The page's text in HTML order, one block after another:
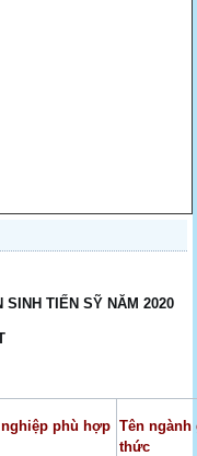
SINH TIẾN SỸ NĂM 2020
nghiệp phù hợp Tên
thức